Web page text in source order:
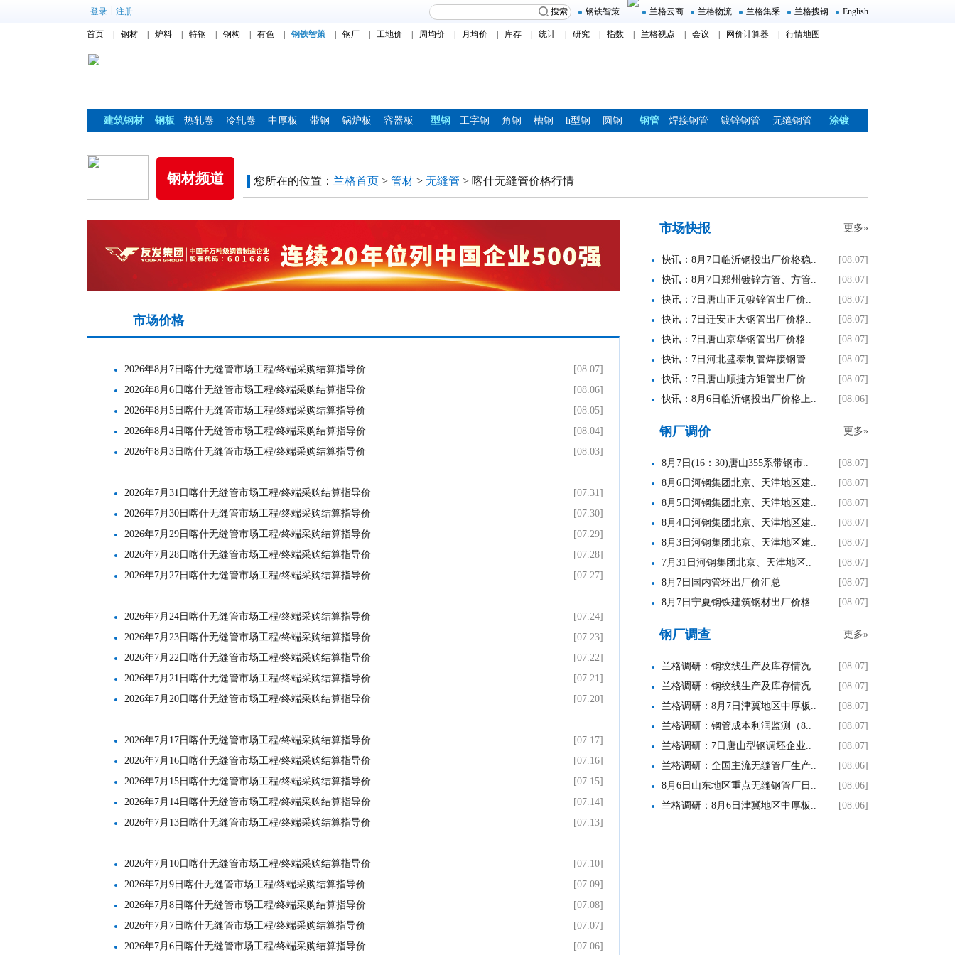
登录 注册 搜索 钢铁智策 兰格云商 兰格物流 兰格集采 兰格搜钢 English
首页 钢材 炉料 特钢 钢构 有色 钢铁智策 钢厂 工地价 周均价 月均价 库存 统计 研究 指数 兰格视点 会议 网价计算器 行情地图
建筑钢材 钢板 热轧卷 冷轧卷 中厚板 带钢 锅炉板 容器板 型钢 工字钢 角钢 槽钢 h型钢 圆钢 钢管 焊接钢管 镀锌钢管 无缝钢管 涂镀
钢材频道 您所在的位置： 兰格首页 > 管材 > 无缝管 > 喀什无缝管价格行情
市场价格
[08.07]
2026年8月7日喀什无缝管市场工程/终端采购结算指导价
[08.06]
2026年8月6日喀什无缝管市场工程/终端采购结算指导价
[08.05]
2026年8月5日喀什无缝管市场工程/终端采购结算指导价
[08.04]
2026年8月4日喀什无缝管市场工程/终端采购结算指导价
[08.03]
2026年8月3日喀什无缝管市场工程/终端采购结算指导价
[07.31]
2026年7月31日喀什无缝管市场工程/终端采购结算指导价
[07.30]
2026年7月30日喀什无缝管市场工程/终端采购结算指导价
[07.29]
2026年7月29日喀什无缝管市场工程/终端采购结算指导价
[07.28]
2026年7月28日喀什无缝管市场工程/终端采购结算指导价
[07.27]
2026年7月27日喀什无缝管市场工程/终端采购结算指导价
[07.24]
2026年7月24日喀什无缝管市场工程/终端采购结算指导价
[07.23]
2026年7月23日喀什无缝管市场工程/终端采购结算指导价
[07.22]
2026年7月22日喀什无缝管市场工程/终端采购结算指导价
[07.21]
2026年7月21日喀什无缝管市场工程/终端采购结算指导价
[07.20]
2026年7月20日喀什无缝管市场工程/终端采购结算指导价
[07.17]
2026年7月17日喀什无缝管市场工程/终端采购结算指导价
[07.16]
2026年7月16日喀什无缝管市场工程/终端采购结算指导价
[07.15]
2026年7月15日喀什无缝管市场工程/终端采购结算指导价
[07.14]
2026年7月14日喀什无缝管市场工程/终端采购结算指导价
[07.13]
2026年7月13日喀什无缝管市场工程/终端采购结算指导价
[07.10]
2026年7月10日喀什无缝管市场工程/终端采购结算指导价
[07.09]
2026年7月9日喀什无缝管市场工程/终端采购结算指导价
[07.08]
2026年7月8日喀什无缝管市场工程/终端采购结算指导价
[07.07]
2026年7月7日喀什无缝管市场工程/终端采购结算指导价
[07.06]
2026年7月6日喀什无缝管市场工程/终端采购结算指导价
更多»
市场快报
[08.07]
快讯：8月7日临沂钢投出厂价格稳..
[08.07]
快讯：8月7日郑州镀锌方管、方管..
[08.07]
快讯：7日唐山正元镀锌管出厂价..
[08.07]
快讯：7日迁安正大钢管出厂价格..
[08.07]
快讯：7日唐山京华钢管出厂价格..
[08.07]
快讯：7日河北盛泰制管焊接钢管..
[08.07]
快讯：7日唐山顺捷方矩管出厂价..
[08.06]
快讯：8月6日临沂钢投出厂价格上..
更多»
钢厂调价
[08.07]
8月7日(16：30)唐山355系带钢市..
[08.07]
8月6日河钢集团北京、天津地区建..
[08.07]
8月5日河钢集团北京、天津地区建..
[08.07]
8月4日河钢集团北京、天津地区建..
[08.07]
8月3日河钢集团北京、天津地区建..
[08.07]
7月31日河钢集团北京、天津地区..
[08.07]
8月7日国内管坯出厂价汇总
[08.07]
8月7日宁夏钢铁建筑钢材出厂价格..
更多»
钢厂调查
[08.07]
兰格调研：钢绞线生产及库存情况..
[08.07]
兰格调研：钢绞线生产及库存情况..
[08.07]
兰格调研：8月7日津冀地区中厚板..
[08.07]
兰格调研：钢管成本利润监测（8..
[08.07]
兰格调研：7日唐山型钢调坯企业..
[08.06]
兰格调研：全国主流无缝管厂生产..
[08.06]
8月6日山东地区重点无缝钢管厂日..
[08.06]
兰格调研：8月6日津冀地区中厚板..